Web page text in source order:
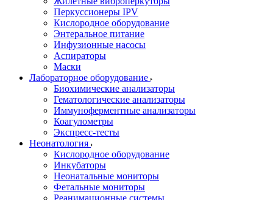
Перкуссионеры IPV
Кислородное оборудование
Энтеральное питание
Инфузионные насосы
Аспираторы
Маски
Лабораторное оборудование
Биохимические анализаторы
Гематологические анализаторы
Иммуноферментные анализаторы
Коагулометры
Экспресс-тесты
Неонатология
Кислородное оборудование
Инкубаторы
Неонатальные мониторы
Фетальные мониторы
Реанимационные системы